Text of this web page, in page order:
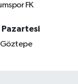
FK
Pazartesi
Göztepe